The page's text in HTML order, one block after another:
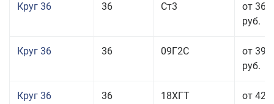
Круг 36 36 Ст3
от 36
руб.
Круг 36 36 09Г2С
от 39
руб.
Круг 36 36 18ХГТ
от 42